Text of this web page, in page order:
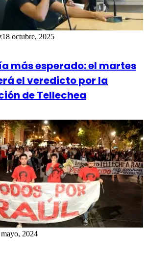
18 octubre, 2025
más esperado: el martes
el veredicto por la
de Tellechea
2024